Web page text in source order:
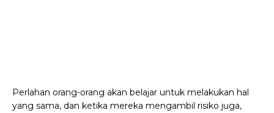
Perlahan orang-orang akan belajar untuk melakukan hal
yang sama, dan ketika mereka mengambil risiko juga,